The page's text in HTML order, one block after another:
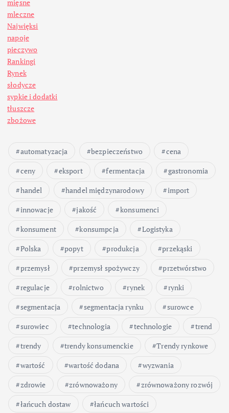
mięsne
mleczne
Najwięksi
napoje
pieczywo
Rankingi
Rynek
słodycze
sypkie i dodatki
tłuszcze
zbożowe
automatyzacja bezpieczeństwo
cena
ceny
eksport fermentacja
gastronomia
handel
handel międzynarodowy
import
innowacje
jakość
konsumenci
konsument
konsumpcja
Logistyka
Polska
popyt produkcja
przekąski
przemysł
przemysł spożywczy
przetwórstwo
regulacje
rolnictwo rynek
rynki
segmentacja
segmentacja rynku
surowce
surowiec
technologia technologie
trend
trendy
trendy konsumenckie
Trendy rynkowe
wartość
wartość dodana
wyzwania
zdrowie
zrównoważony
zrównoważony rozwój
łańcuch dostaw
łańcuch wartości